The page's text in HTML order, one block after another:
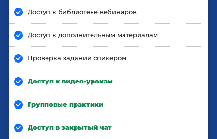
Доступ к библиотеке вебинаров
Доступ к дополнительным материалам
Проверка заданий спикером
Доступ к видео-урокам
Групповые практики
Доступ в закрытый чат